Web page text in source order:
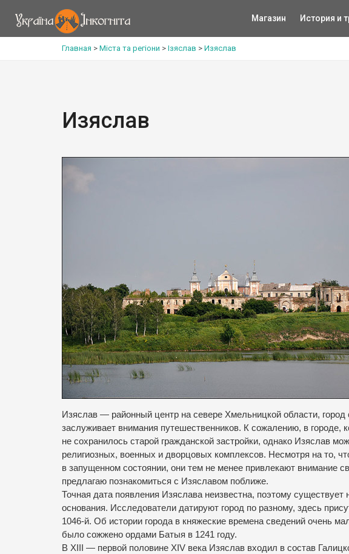
Магазин История и
Главная > Міста та регіони > Ізяслав > Изяслав
Изяслав
Изяслав — районный центр на севере Хмельницкой области, город
заслуживает внимания путешественников. К сожалению, в городе,
не сохранилось старой гражданской застройки, однако Изяслав
религиозных, военных и дворцовых комплексов. Несмотря на то,
в запущенном состоянии, они тем не менее привлекают внимание
предлагаю познакомиться с Изяславом поближе.
Точная дата появления Изяслава неизвестна, поэтому существует
основания. Исследователи датируют город по разному, здесь
1046-й. Об истории города в княжеские времена сведений очень
было сожжено ордами Батыя в 1241 году.
В XIII — первой половине XIV века Изяслав входил в состав